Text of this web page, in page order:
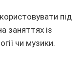
під
заняттях із
чи музики.